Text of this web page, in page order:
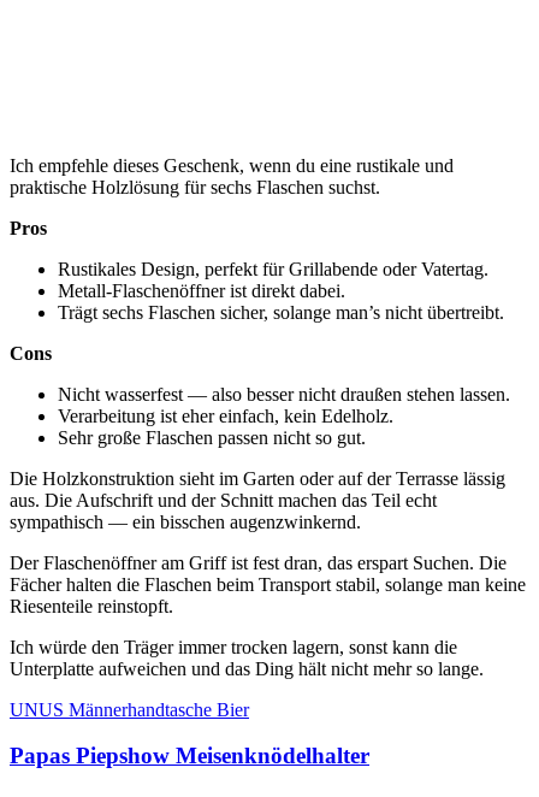
Ich empfehle dieses Geschenk, wenn du eine rustikale und
praktische Holzlösung für sechs Flaschen suchst.
Pros
Rustikales Design, perfekt für Grillabende oder Vatertag.
Metall-Flaschenöffner ist direkt dabei.
Trägt sechs Flaschen sicher, solange man’s nicht übertreibt.
Cons
Nicht wasserfest — also besser nicht draußen stehen lassen.
Verarbeitung ist eher einfach, kein Edelholz.
Sehr große Flaschen passen nicht so gut.
Die Holzkonstruktion sieht im Garten oder auf der Terrasse lässig
aus. Die Aufschrift und der Schnitt machen das Teil echt
sympathisch — ein bisschen augenzwinkernd.
Der Flaschenöffner am Griff ist fest dran, das erspart Suchen. Die
Fächer halten die Flaschen beim Transport stabil, solange man keine
Riesenteile reinstopft.
Ich würde den Träger immer trocken lagern, sonst kann die
Unterplatte aufweichen und das Ding hält nicht mehr so lange.
UNUS Männerhandtasche Bier
Papas Piepshow Meisenknödelhalter